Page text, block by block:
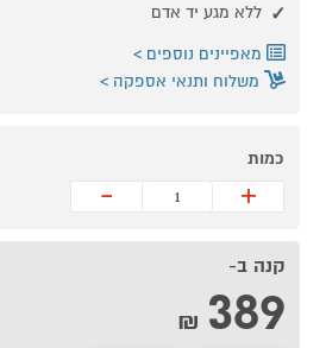
ללא מגע יד אדם
מאפיינים נוספים
משלוח ותנאי אספקה
כמות
+
-
קנה ב-
389
₪